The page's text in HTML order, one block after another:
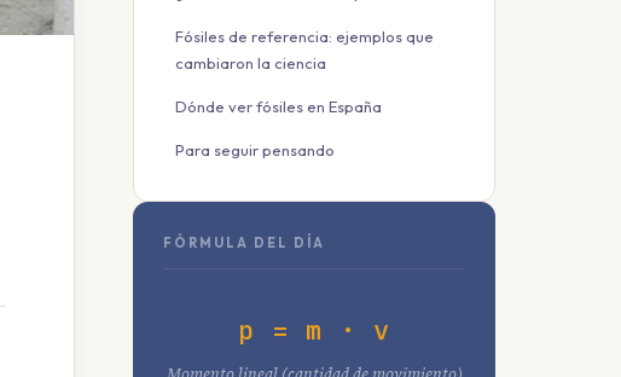
Fósiles de referencia: ejemplos que
cambiaron la ciencia
Dónde ver fósiles en España
Para seguir pensando
FÓRMULA DEL DÍA
p = m · v